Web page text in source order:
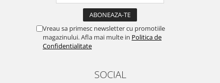
Vreau sa primesc newsletter cu promotiile
magazinului. Afla mai multe in Politica de
Confidentialitate
SOCIAL